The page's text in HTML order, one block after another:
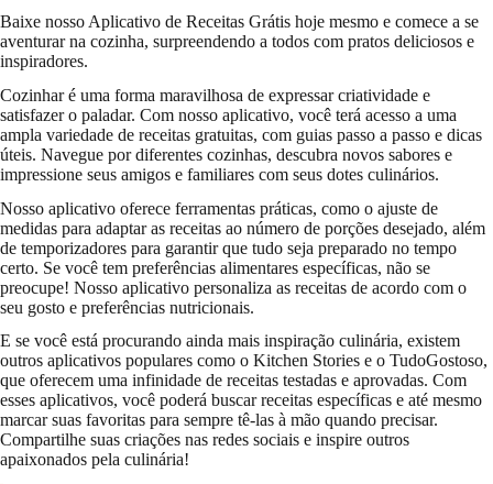
Baixe nosso Aplicativo de Receitas Grátis hoje mesmo e comece a se
aventurar na cozinha, surpreendendo a todos com pratos deliciosos e
inspiradores.
Cozinhar é uma forma maravilhosa de expressar criatividade e
satisfazer o paladar. Com nosso aplicativo, você terá acesso a uma
ampla variedade de receitas gratuitas, com guias passo a passo e dicas
úteis. Navegue por diferentes cozinhas, descubra novos sabores e
impressione seus amigos e familiares com seus dotes culinários.
Nosso aplicativo oferece ferramentas práticas, como o ajuste de
medidas para adaptar as receitas ao número de porções desejado, além
de temporizadores para garantir que tudo seja preparado no tempo
certo. Se você tem preferências alimentares específicas, não se
preocupe! Nosso aplicativo personaliza as receitas de acordo com o
seu gosto e preferências nutricionais.
E se você está procurando ainda mais inspiração culinária, existem
outros aplicativos populares como o Kitchen Stories e o TudoGostoso,
que oferecem uma infinidade de receitas testadas e aprovadas. Com
esses aplicativos, você poderá buscar receitas específicas e até mesmo
marcar suas favoritas para sempre tê-las à mão quando precisar.
Compartilhe suas criações nas redes sociais e inspire outros
apaixonados pela culinária!